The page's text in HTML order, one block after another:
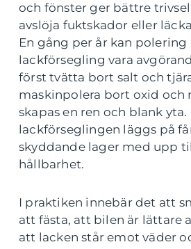
och fönster ger bättre
avslöja fuktskador eller
En gång per år kan polering
lackförsegling vara
först tvätta bort salt och
maskinpolera bort oxid och
skapas en ren och blank yta.
lackförseglingen läggs på
skyddande lager med upp
hållbarhet.
I praktiken innebär det att
att fästa, att bilen är lättare
att lacken står emot väder